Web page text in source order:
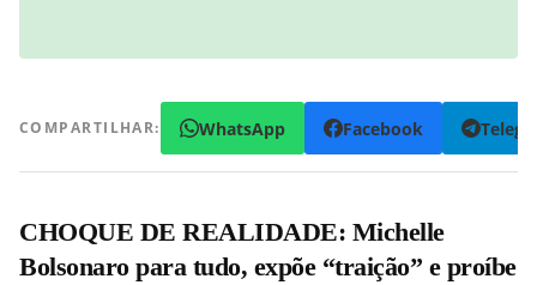
COMPARTILHAR: WhatsApp Facebook
CHOQUE DE REALIDADE: Michelle
Bolsonaro para tudo, expõe “traição” e proíbe